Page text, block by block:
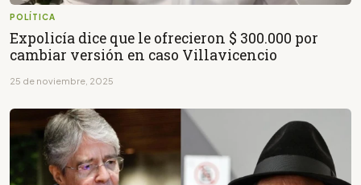
POLÍTICA
Expolicía dice que le ofrecieron $ 300.000 por
cambiar versión en caso Villavicencio
25 de noviembre, 2025